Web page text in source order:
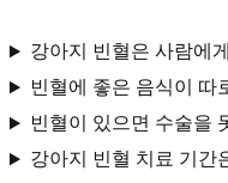
강아지 빈혈은 사람에
빈혈에 좋은 음식이 따
빈혈이 있으면 수술을
강아지 빈혈 치료 기간